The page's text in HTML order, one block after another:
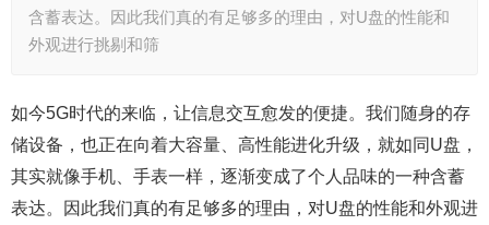
含蓄表达。因此我们真的有足够多的理由，对U盘的性能和
外观进行挑剔和筛
如今5G时代的来临，让信息交互愈发的便捷。我们随身的存
储设备，也正在向着大容量、高性能进化升级，就如同U盘，
其实就像手机、手表一样，逐渐变成了个人品味的一种含蓄
表达。因此我们真的有足够多的理由，对U盘的性能和外观进